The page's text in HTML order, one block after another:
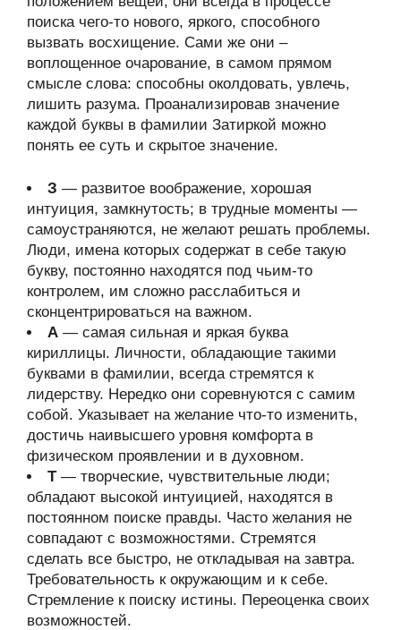
поиска чего-то нового, яркого, способного
вызвать восхищение. Сами же они –
воплощенное очарование, в самом прямом
смысле слова: способны околдовать, увлечь,
лишить разума. Проанализировав значение
каждой буквы в фамилии Затиркой можно
понять ее суть и скрытое значение.
З — развитое воображение, хорошая
интуиция, замкнутость; в трудные моменты —
самоустраняются, не желают решать проблемы.
Люди, имена которых содержат в себе такую
букву, постоянно находятся под чьим-то
контролем, им сложно расслабиться и
сконцентрироваться на важном.
А — самая сильная и яркая буква
кириллицы. Личности, обладающие такими
буквами в фамилии, всегда стремятся к
лидерству. Нередко они соревнуются с самим
собой. Указывает на желание что-то изменить,
достичь наивысшего уровня комфорта в
физическом проявлении и в духовном.
Т— творческие, чувствительные люди;
обладают высокой интуицией, находятся в
постоянном поиске правды. Часто желания не
совпадают с возможностями. Стремятся
сделать все быстро, не откладывая на завтра.
Требовательность к окружающим и к себе.
Стремление к поиску истины. Переоценка своих
возможностей.